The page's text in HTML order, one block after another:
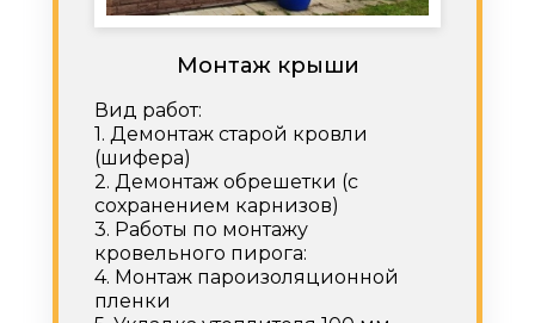
Монтаж крыши
Вид работ:
1. Демонтаж старой кровли
(шифера)
2. Демонтаж обрешетки (с
сохранением карнизов)
3. Работы по монтажу
кровельного пирога:
4. Монтаж пароизоляционной
пленки